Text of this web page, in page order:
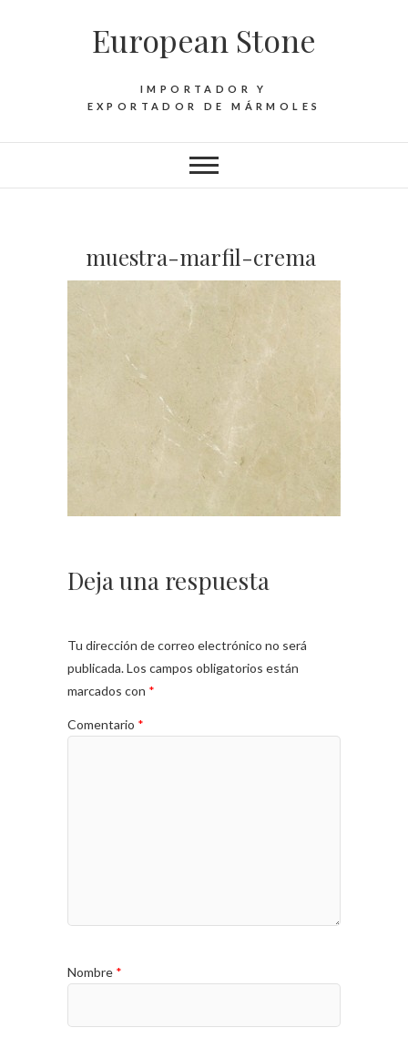
European Stone
IMPORTADOR Y
EXPORTADOR DE MÁRMOLES
muestra-marfil-crema
Deja una respuesta
Tu dirección de correo electrónico no será
publicada.Los campos obligatorios están
marcados con *
Comentario *
Nombre *